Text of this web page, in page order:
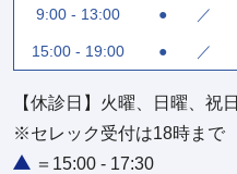
9:00 - 13:00 ● ／
15:00 - 19:00 ● ／
【休診日】火曜、日曜、祝日
※セレック受付は18時まで
＝15:00 - 17:30